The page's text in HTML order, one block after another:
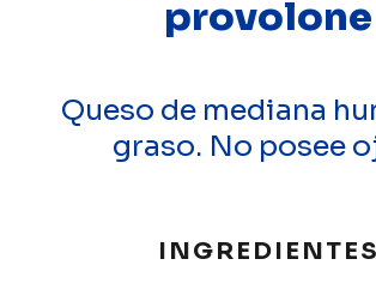
provolone
Queso de mediana
graso. No posee
INGREDIENTES